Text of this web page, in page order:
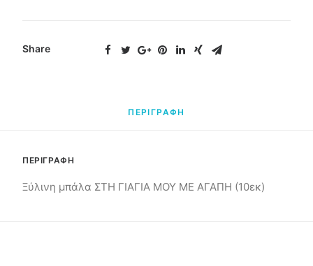
Share
ΠΕΡΙΓΡΑΦΗ
ΠΕΡΙΓΡΑΦΗ
Ξύλινη μπάλα ΣΤΗ ΓΙΑΓΙΑ ΜΟΥ ΜΕ ΑΓΑΠΗ (10εκ)